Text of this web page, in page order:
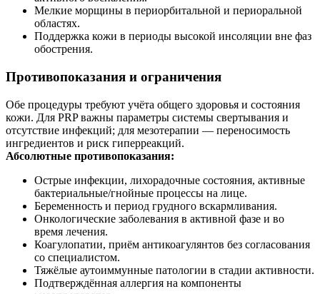
Мелкие морщины в периорбитальной и периоральной
областях.
Поддержка кожи в периоды высокой инсоляции вне фаз
обострения.
Противопоказания и ограничения
Обе процедуры требуют учёта общего здоровья и состояния
кожи. Для PRP важны параметры системы свертывания и
отсутствие инфекций; для мезотерапии — переносимость
ингредиентов и риск гиперреакций.
Абсолютные противопоказания:
Острые инфекции, лихорадочные состояния, активные
бактериальные/гнойные процессы на лице.
Беременность и период грудного вскармливания.
Онкологические заболевания в активной фазе и во
время лечения.
Коагулопатии, приём антикоагулянтов без согласования
со специалистом.
Тяжёлые аутоиммунные патологии в стадии активности.
Подтверждённая аллергия на компоненты